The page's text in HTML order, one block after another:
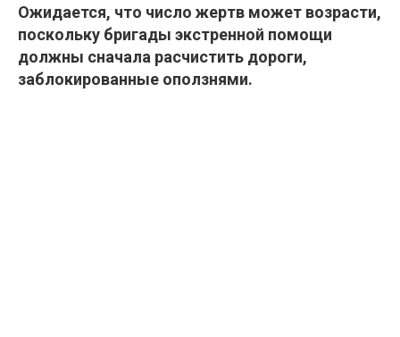
Ожидается, что число жертв может возрасти,
поскольку бригады экстренной помощи
должны сначала расчистить дороги,
заблокированные оползнями.